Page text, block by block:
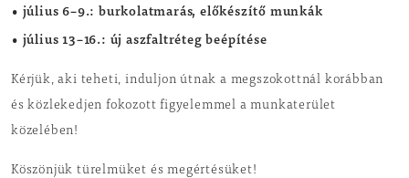
• július 6–9.: burkolatmarás, előkészítő munkák
• július 13–16.: új aszfaltréteg beépítése
Kérjük, aki teheti, induljon útnak a megszokottnál korábban
és közlekedjen fokozott figyelemmel a munkaterület
közelében!
Köszönjük türelmüket és megértésüket!